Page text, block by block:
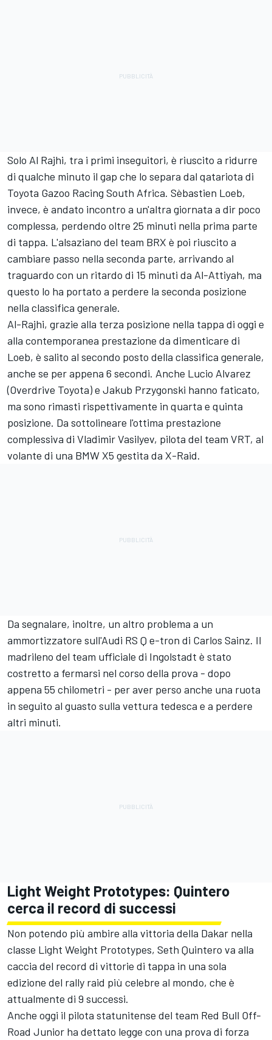
Solo Al Rajhi, tra i primi inseguitori, è riuscito a ridurre
di qualche minuto il gap che lo separa dal qatariota di
Toyota Gazoo Racing South Africa. Sèbastien Loeb,
invece, è andato incontro a un'altra giornata a dir poco
complessa, perdendo oltre 25 minuti nella prima parte
di tappa. L'alsaziano del team BRX è poi riuscito a
cambiare passo nella seconda parte, arrivando al
traguardo con un ritardo di 15 minuti da Al-Attiyah, ma
questo lo ha portato a perdere la seconda posizione
nella classifica generale.
Al-Rajhi, grazie alla terza posizione nella tappa di oggi e
alla contemporanea prestazione da dimenticare di
Loeb, è salito al secondo posto della classifica generale,
anche se per appena 6 secondi. Anche Lucio Alvarez
(Overdrive Toyota) e Jakub Przygonski hanno faticato,
ma sono rimasti rispettivamente in quarta e quinta
posizione. Da sottolineare l'ottima prestazione
complessiva di Vladimir Vasilyev, pilota del team VRT, al
volante di una BMW X5 gestita da X-Raid.
Da segnalare, inoltre, un altro problema a un
ammortizzatore sull'Audi RS Q e-tron di Carlos Sainz. Il
madrileno del team ufficiale di Ingolstadt è stato
costretto a fermarsi nel corso della prova - dopo
appena 55 chilometri - per aver perso anche una ruota
in seguito al guasto sulla vettura tedesca e a perdere
altri minuti.
Light Weight Prototypes: Quintero
cerca il record di successi
Non potendo più ambire alla vittoria della Dakar nella
classe Light Weight Prototypes, Seth Quintero va alla
caccia del record di vittorie di tappa in una sola
edizione del rally raid più celebre al mondo, che è
attualmente di 9 successi.
Anche oggi il pilota statunitense del team Red Bull Off-
Road Junior ha dettato legge con una prova di forza